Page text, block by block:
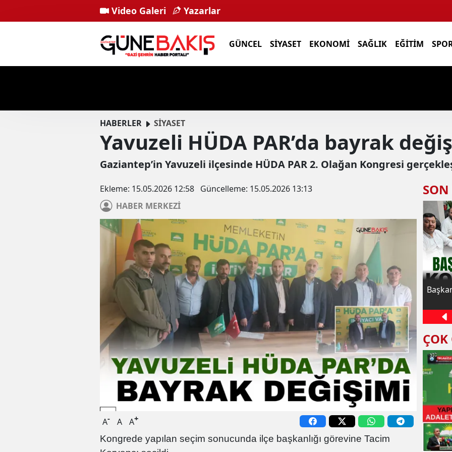
Video Galeri Yazarlar
GÜNCEL SIYASET EKONOMI SAĞLIK EĞITIM
HABERLER SİYASET
Yavuzeli HÜDA PAR’da bayrak
Gaziantep’in Yavuzeli ilçesinde HÜDA PAR 2. Olağan Kongresi
Ekleme: 15.05.2026 12:58 Güncelleme: 15.05.2026 13:13
HABER MERKEZİ
A- A A+
Kongrede yapılan seçim sonucunda ilçe başkanlığı görevine Tacim
SON
HÜDA PAR Gaziantep İl Başkanı Kaya:
Çocuklarımız yaz Kur'an kurslarında
bereketli vakit geçirdiler